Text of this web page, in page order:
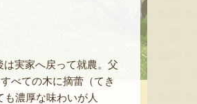
実家へ戻って就農。父
べての木に摘蕾（てき
濃厚な味わいが人